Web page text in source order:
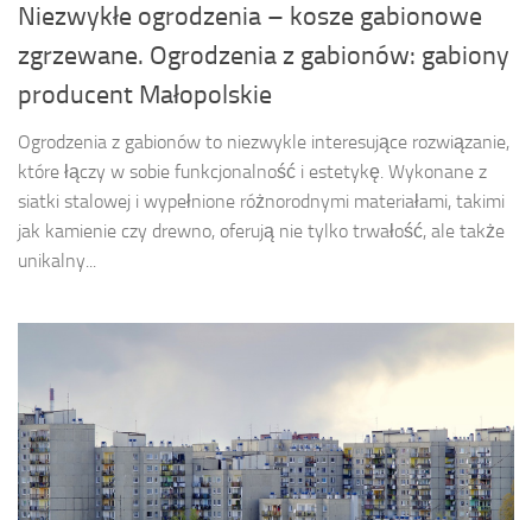
Niezwykłe ogrodzenia – kosze gabionowe
zgrzewane. Ogrodzenia z gabionów: gabiony
producent Małopolskie
Ogrodzenia z gabionów to niezwykle interesujące rozwiązanie,
które łączy w sobie funkcjonalność i estetykę. Wykonane z
siatki stalowej i wypełnione różnorodnymi materiałami, takimi
jak kamienie czy drewno, oferują nie tylko trwałość, ale także
unikalny...